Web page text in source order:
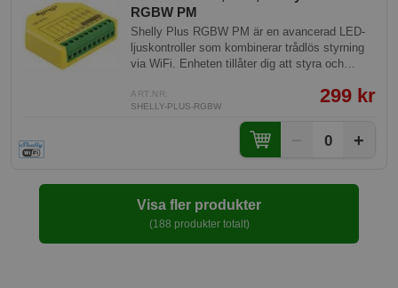
RGBW PM
Shelly Plus RGBW PM är en avancerad LED-
ljuskontroller som kombinerar trådlös styrning
via WiFi. Enheten tillåter dig att styra och
funktioner direkt från din smartphone eller
röstassistenter.
ART.NR:
SHELLY-PLUS-RGBW
299 kr
0 +
Visa fler produkter
(188 produkter totalt)